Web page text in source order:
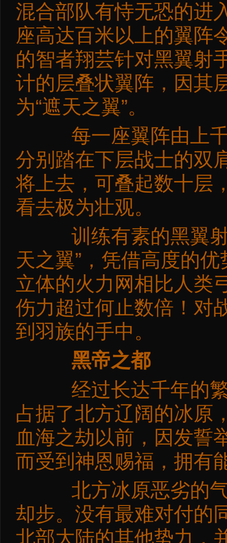
混合部队有恃无恐的进
座高达百米以上的翼阵
的智者翔芸针对黑翼射
计的层叠状翼阵，因其
为“遮天之翼”。
每一座翼阵由上千
分别踏在下层战士的双
将上去，可叠起数十层
看去极为壮观。
训练有素的黑翼射
天之翼”，凭借高度的
立体的火力网相比人类
伤力超过何止数倍！对
到羽族的手中。
黑帝之都
经过长达千年的繁
占据了北方辽阔的冰原
血海之劫以前，因发誓
而受到神恩赐福，拥有
北方冰原恶劣的气
却步。没有最难对付的
北部大陆的其他势力，